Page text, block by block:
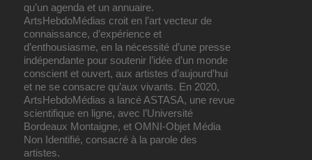
qu’un agenda et un annuaire.
ArtsHebdoMédias croit en l’art vecteur de
connaissance, d’expérience et
d’enthousiasme, en la nécessité d’une presse
indépendante pour soutenir l’idée d’un monde
conscient et ouvert, aux artistes d’aujourd’hui
et ne se consacre qu’aux vivants. En 2020,
ArtsHebdoMédias a lancé ASTASA, une revue
scientifique en ligne, avec l’Université
Bordeaux Montaigne, et OMNI-Objet Média
Non Identifié, consacré à la parole des
artistes.